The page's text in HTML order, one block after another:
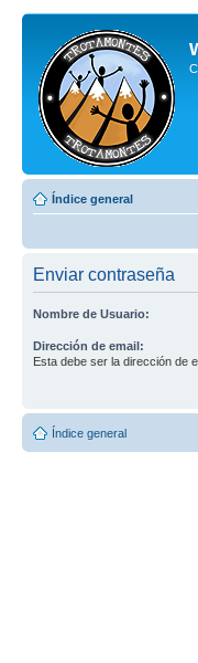
Índice general
Enviar contraseña
Nombre de Usuario:
Dirección de email:
Esta debe ser la dirección de
Índice general